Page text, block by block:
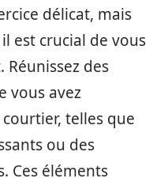
délicat, mais
est crucial de vous
des
vous avez
telles que
ou des
Ces éléments